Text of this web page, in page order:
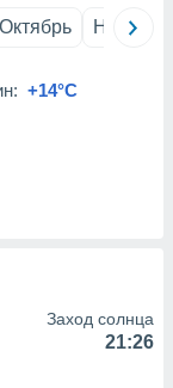
Октябрь Ноябрь
+14°C
Заход солнца
21:26